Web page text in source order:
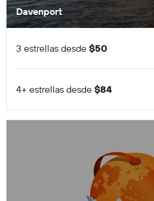
Davenport
3 estrellas desde $50
4+ estrellas desde $84